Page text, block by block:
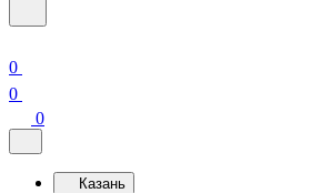
0
0
0
Казань